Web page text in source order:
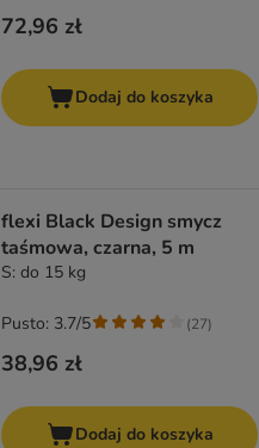
72,96 zł
Dodaj do koszyka
flexi Black Design smycz
taśmowa, czarna, 5 m
S: do 15 kg
38,96 zł
Pusto: 3.7/5 (27)
Dodaj do koszyka